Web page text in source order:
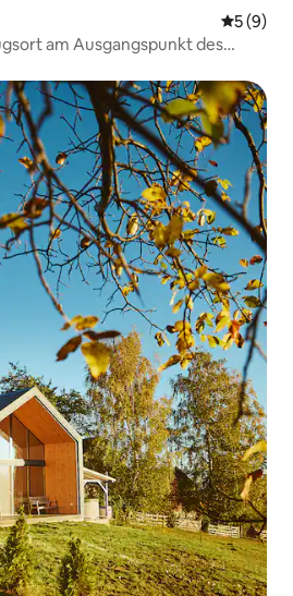
5 (9)
am Ausgangspunkt des